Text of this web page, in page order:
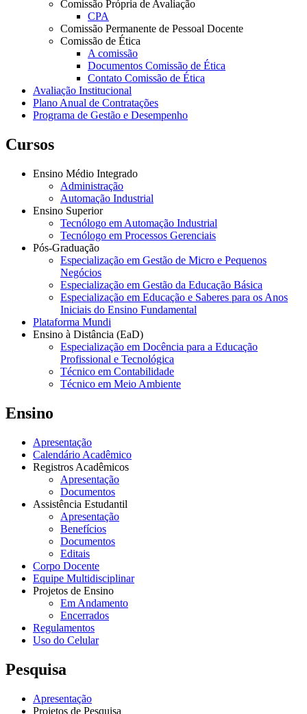
Comissão Própria de Avaliação
CPA
Comissão Permanente de Pessoal Docente
Comissão de Ética
A comissão
Documentos Comissão de Ética
Contato Comissão de Ética
Avaliação Institucional
Plano Anual de Contratações
Programa de Gestão e Desempenho
Cursos
Ensino Médio Integrado
Administração
Automação Industrial
Ensino Superior
Tecnólogo em Automação Industrial
Tecnólogo em Processos Gerenciais
Pós-Graduação
Especialização em Gestão de Micro e Pequenos
Negócios
Especialização em Gestão da Educação Básica
Especialização em Educação e Saberes para os Anos
Iniciais do Ensino Fundamental
Plataforma Mundi
Ensino à Distância (EaD)
Especialização em Docência para a Educação
Profissional e Tecnológica
Técnico em Contabilidade
Técnico em Meio Ambiente
Ensino
Apresentação
Calendário Acadêmico
Registros Acadêmicos
Apresentação
Documentos
Assistência Estudantil
Apresentação
Benefícios
Documentos
Editais
Corpo Docente
Equipe Multidisciplinar
Projetos de Ensino
Em Andamento
Encerrados
Regulamentos
Uso do Celular
Pesquisa
Apresentação
Projetos de Pesquisa